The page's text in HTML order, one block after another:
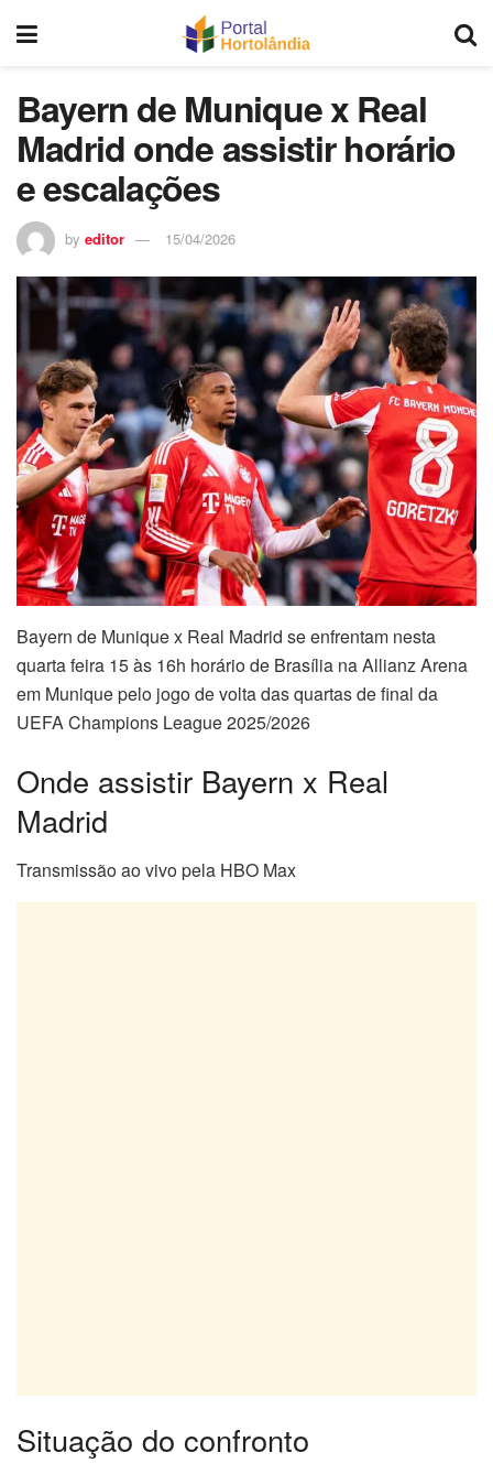
Bayern de Munique x Real
Madrid onde assistir horário
e escalações
by editor 15/04/2026
Bayern de Munique x Real Madrid se enfrentam nesta
quarta feira 15 às 16h horário de Brasília na Allianz Arena
em Munique pelo jogo de volta das quartas de final da
UEFA Champions League 2025/2026
Onde assistir Bayern x Real
Madrid
Transmissão ao vivo pela HBO Max
Situação do confronto